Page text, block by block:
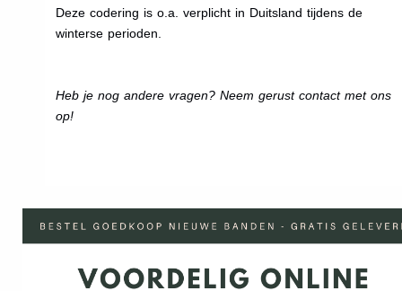
Deze codering is o.a. verplicht in Duitsland tijdens de
winterse perioden.
Heb je nog andere vragen? Neem gerust contact met ons
op!